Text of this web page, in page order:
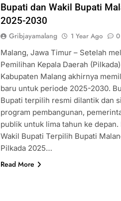
Bupati dan Wakil Bupati
2025-2030
Gribjayamalang 1 Year Ago 0
Malang, Jawa Timur – Setelah
Pemilihan Kepala Daerah
Kabupaten Malang akhirnya
baru untuk periode 2025-2030.
Bupati terpilih resmi dilantik dan
program pembangunan,
publik untuk lima tahun ke
Wakil Bupati Terpilih Bupati
Pilkada 2025…
Read More